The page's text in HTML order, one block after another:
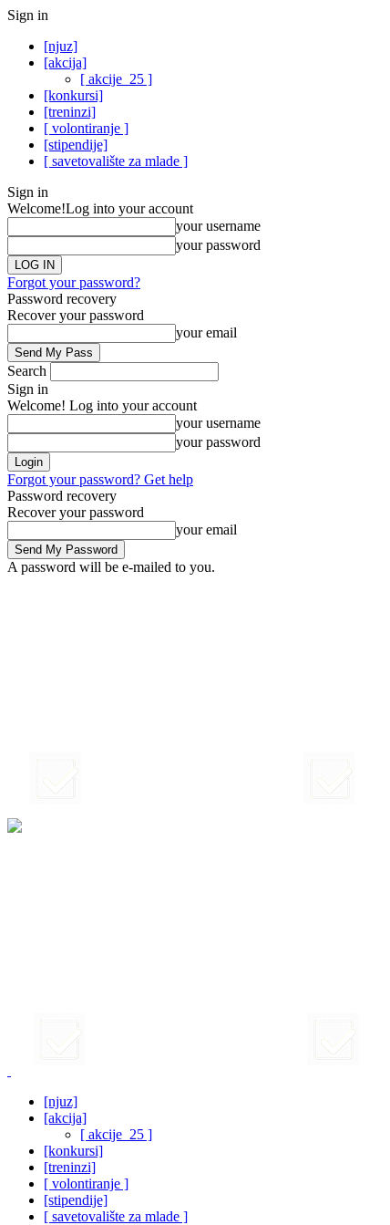
Sign in
[njuz]
[akcija]
[ akcije_25 ]
[konkursi]
[treninzi]
[ volontiranje ]
[stipendije]
[ savetovalište za mlade ]
Sign in
Welcome!Log into your account
your username
your password
Forgot your password?
Password recovery
Recover your password
your email
Search
Sign in
Welcome! Log into your account
your username
your password
Forgot your password? Get help
Password recovery
Recover your password
your email
A password will be e-mailed to you.
[njuz]
[akcija]
[ akcije_25 ]
[konkursi]
[treninzi]
[ volontiranje ]
[stipendije]
[ savetovalište za mlade ]